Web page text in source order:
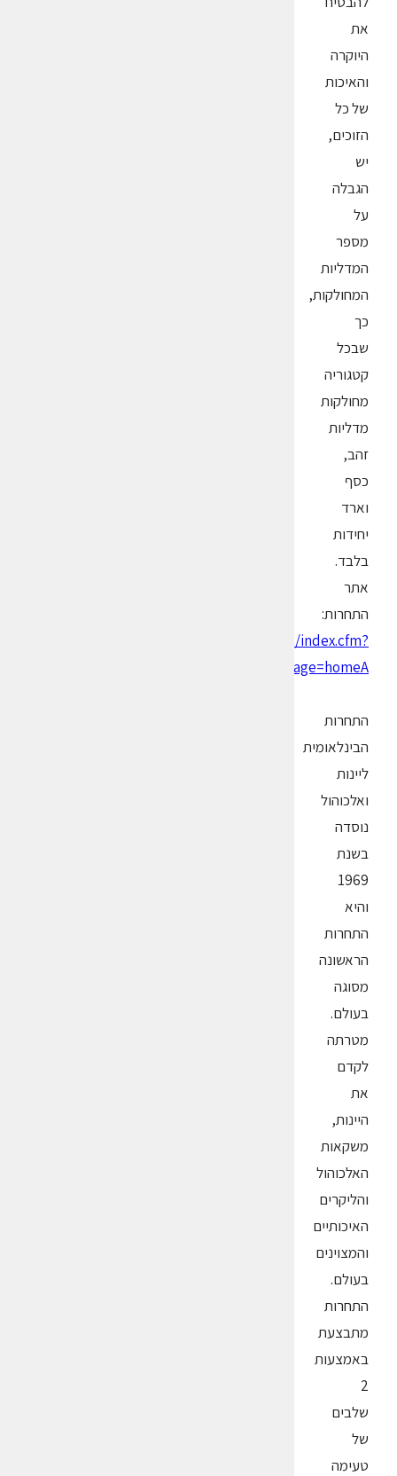
את
היוקרה
והאיכות
של כל
הזוכים,
יש
הגבלה
על
מספר
המדליות
המחולקות,
כך
שבכל
קטגוריה
מחולקות
מדליות
זהב,
כסף
וארד
יחידות
בלבד.
אתר
התחרות:
www.iwsc.net/index.cfm?
Page=homeA
התחרות
הבינלאומית
ליינות
ואלכוהול
נוסדה
בשנת
1969
והיא
התחרות
הראשונה
מסוגה
בעולם.
מטרתה
לקדם
את
היינות,
משקאות
האלכוהול
והליקרים
האיכותיים
והמצוינים
בעולם.
התחרות
מתבצעת
באמצעות
2
שלבים
של
טעימה